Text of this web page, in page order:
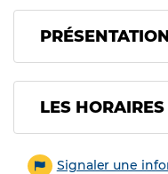
LES HORAIRES
Signaler une